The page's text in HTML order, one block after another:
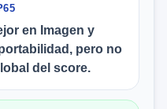
en Imagen y
pero no
del score.